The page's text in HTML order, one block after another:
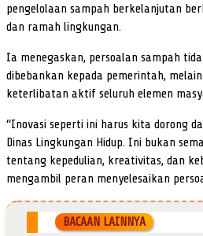
pengelolaan sampah berkelanjutan
dan ramah lingkungan.
Ia menegaskan, persoalan sampah
dibebankan kepada pemerintah,
keterlibatan aktif seluruh elemen
“Inovasi seperti ini harus kita dorong
Dinas Lingkungan Hidup. Ini bukan
tentang kepedulian, kreativitas, dan
mengambil peran menyelesaikan
BACAAN LAINNYA